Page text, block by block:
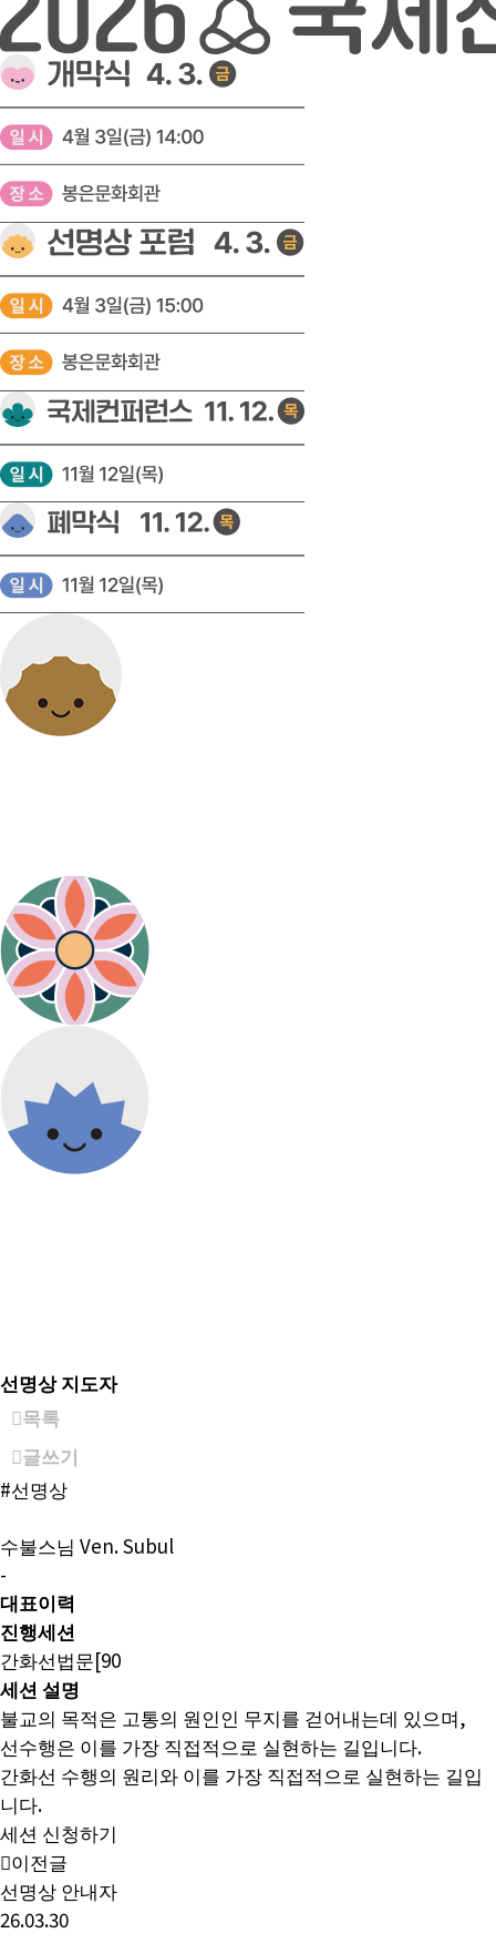
선명상 지도자
목록
글쓰기
#선명상
수불스님 Ven. Subul
-
대표이력
진행세션
간화선법문[90
세션 설명
불교의 목적은 고통의 원인인 무지를 걷어내는데 있으며,
선수행은 이를 가장 직접적으로 실현하는 길입니다.
간화선 수행의 원리와 이를 가장 직접적으로 실현하는 길입
니다.
세션 신청하기
이전글
선명상 안내자
26.03.30